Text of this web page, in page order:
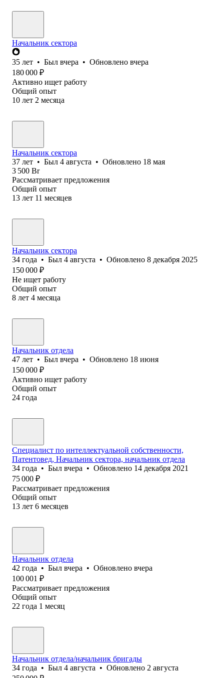
Начальник сектора
35 лет • Был вчера • Обновлено вчера
180 000 ₽
Активно ищет работу
Общий опыт
10 лет 2 месяца
Начальник сектора
37 лет • Был 4 августа • Обновлено 18 мая
3 500 Br
Рассматривает предложения
Общий опыт
13 лет 11 месяцев
Начальник сектора
34 года • Был 4 августа • Обновлено 8 декабря 2025
150 000 ₽
Не ищет работу
Общий опыт
8 лет 4 месяца
Начальник отдела
47 лет • Был вчера • Обновлено 18 июня
150 000 ₽
Активно ищет работу
Общий опыт
24 года
Специалист по интеллектуальной собственности,
Патентовед, Начальник сектора, начальник отдела
34 года • Был вчера • Обновлено 14 декабря 2021
75 000 ₽
Рассматривает предложения
Общий опыт
13 лет 6 месяцев
Начальник отдела
42 года • Был вчера • Обновлено вчера
100 001 ₽
Рассматривает предложения
Общий опыт
22 года 1 месяц
Начальник отдела/начальник бригады
34 года • Был 4 августа • Обновлено 2 августа